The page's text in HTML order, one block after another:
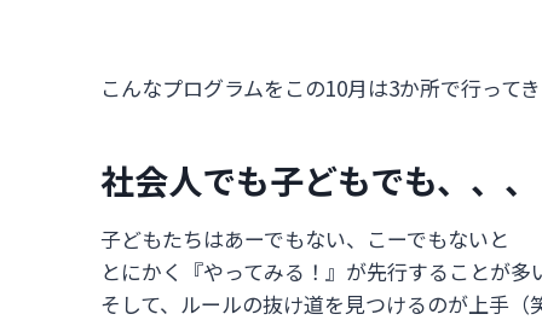
こんなプログラムをこの10月は3か所で行ってき
社会人でも子どもでも、、、
子どもたちはあーでもない、こーでもないと
とにかく『やってみる！』が先行することが多
そして、ルールの抜け道を見つけるのが上手（